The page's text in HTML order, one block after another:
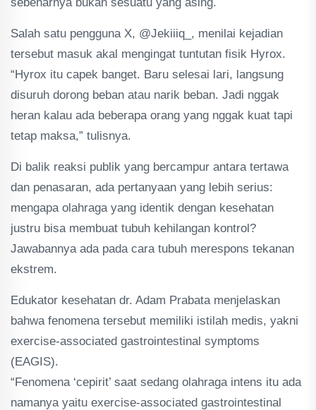
Salah satu pengguna X, @Jekiiiq_, menilai kejadian
tersebut masuk akal mengingat tuntutan fisik Hyrox.
“Hyrox itu capek banget. Baru selesai lari, langsung
disuruh dorong beban atau narik beban. Jadi nggak
heran kalau ada beberapa orang yang nggak kuat tapi
tetap maksa,” tulisnya.
Di balik reaksi publik yang bercampur antara tertawa
dan penasaran, ada pertanyaan yang lebih serius:
mengapa olahraga yang identik dengan kesehatan
justru bisa membuat tubuh kehilangan kontrol?
Jawabannya ada pada cara tubuh merespons tekanan
ekstrem.
Edukator kesehatan dr. Adam Prabata menjelaskan
bahwa fenomena tersebut memiliki istilah medis, yakni
exercise-associated gastrointestinal symptoms
(EAGIS).
“Fenomena ‘cepirit’ saat sedang olahraga intens itu ada
namanya yaitu exercise-associated gastrointestinal